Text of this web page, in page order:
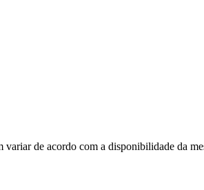
de acordo com a disponibilidade da